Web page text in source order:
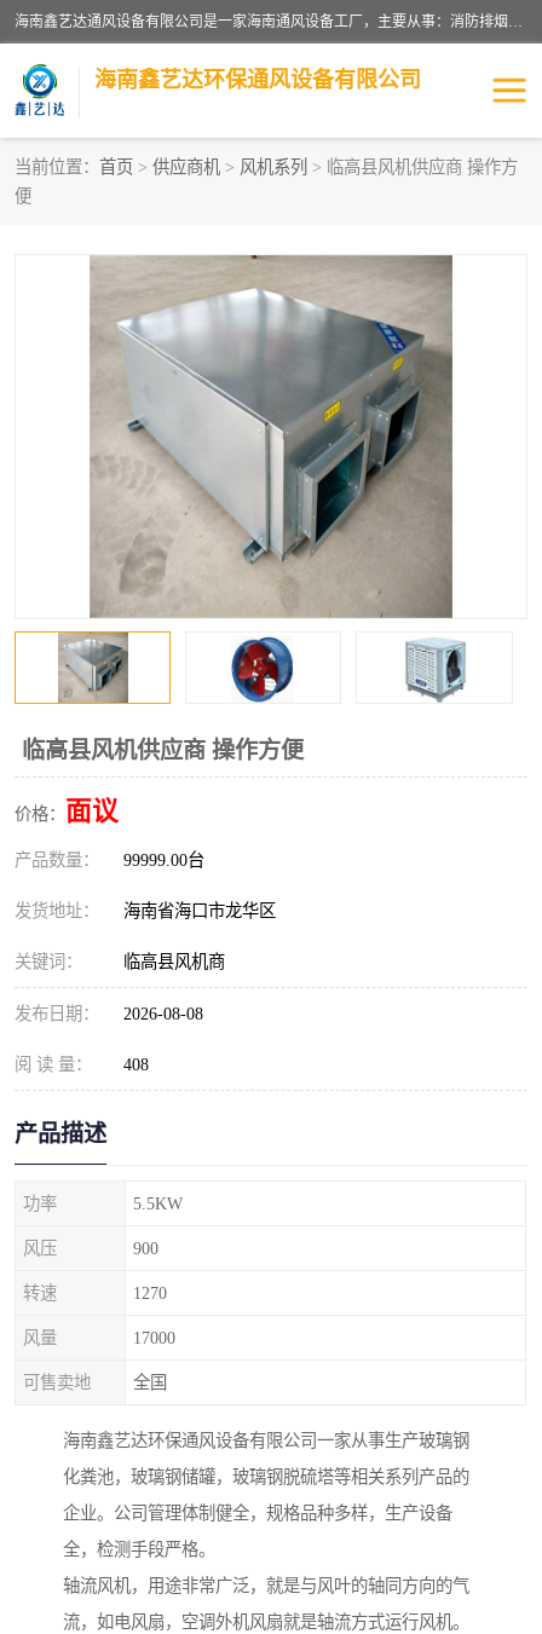
海南鑫艺达通风设备有限公司是一家海南通风设备工厂，主要从事：消防排烟工程、油烟净化工程、厨房排烟工程、酒店厨房设备、新风排风系统、镀锌铁皮管道加工、暖通工程、通风管道安装、消防火阀百叶风口等业务。公司拥有管道及配件一体化工厂生产线，良好的售后服务，良好的设计团队，良好的施工团队、良好管理人员，掌握畅通丰富的信息、市场渠道。
海南鑫艺达环保通风设备有限公司
当前位置： 首页 > 供应商机 > 风机系列 > 临高县风机供应商 操作方
便
临高县风机供应商 操作方便
价格： 面议
产品数量： 99999.00台
发货地址： 海南省海口市龙华区
关键词： 临高县风机商
发布日期： 2026-08-08
阅 读 量： 408
产品描述
功率 5.5KW
风压 900
转速 1270
风量 17000
可售卖地 全国
海南鑫艺达环保通风设备有限公司一家从事生产玻璃钢
化粪池，玻璃钢储罐，玻璃钢脱硫塔等相关系列产品的
企业。公司管理体制健全，规格品种多样，生产设备
全，检测手段严格。
轴流风机，用途非常广泛，就是与风叶的轴同方向的气
流，如电风扇，空调外机风扇就是轴流方式运行风机。
海南厨房排烟工程 海南酒店厨房设备
海南油烟净化工程 管道配件
镁质防火风管
通风管道
消防风机
镀锌矩形风管
镀锌螺旋风管 PP风管
不锈钢烟罩
排烟风机 百叶风口
油烟净化器